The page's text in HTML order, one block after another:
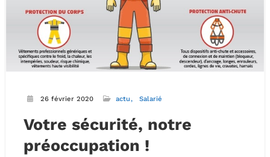
26 février 2020 actu Salarié
Votre sécurité, notre
préoccupation !